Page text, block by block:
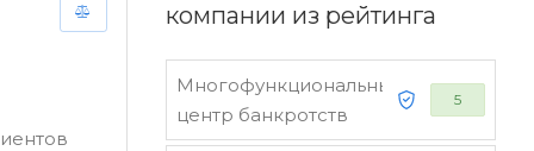
компании из рейтинга
Многофункциональный
центр банкротств
5